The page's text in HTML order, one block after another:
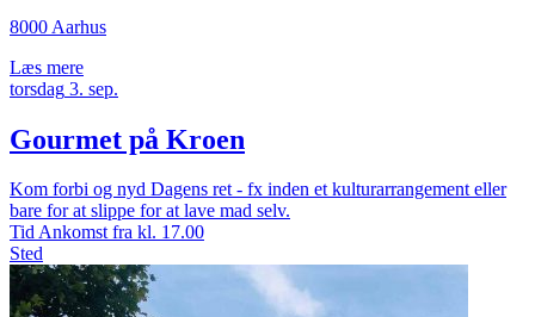
8000 Aarhus
Læs mere
torsdag 3. sep.
Gourmet på Kroen
Kom forbi og nyd Dagens ret - fx inden et kulturarrangement eller
bare for at slippe for at lave mad selv.
TidAnkomst fra kl. 17.00
Sted